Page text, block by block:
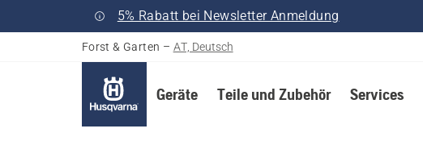
5% Rabatt bei Newsletter Anmeldung
Forst & Garten – AT, Deutsch
Geräte Teile und Zubehör Services